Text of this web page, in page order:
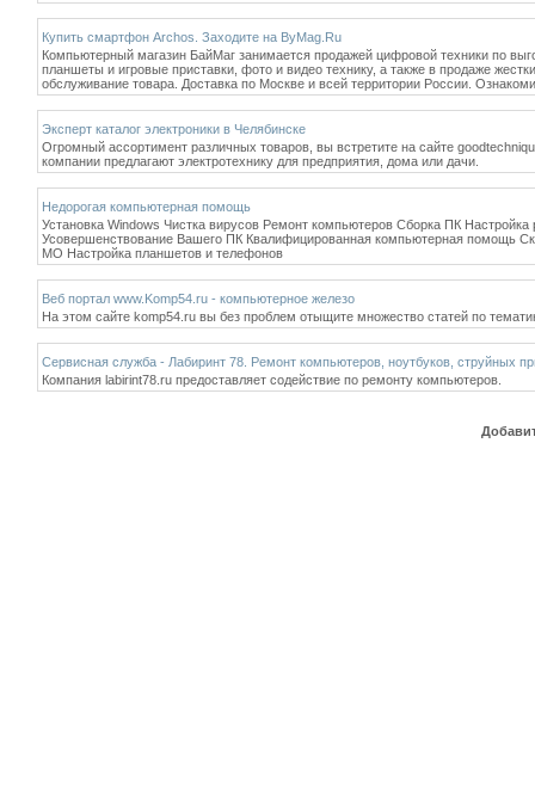
Купить смартфон Archos. Заходите на ByMag.Ru
Компьютерный магазин БайМаг занимается продажей цифровой техники по
планшеты и игровые приставки, фото и видео технику, а также в продаже
обслуживание товара. Доставка по Москве и всей территории России.
Эксперт каталог электроники в Челябинске
Огромный ассортимент различных товаров, вы встретите на сайте
компании предлагают электротехнику для предприятия, дома или дачи.
Недорогая компьютерная помощь
Установка Windows Чистка вирусов Ремонт компьютеров Сборка ПК
Усовершенствование Вашего ПК Квалифицированная компьютерная помощь
МО Настройка планшетов и телефонов
Веб портал www.Komp54.ru - компьютерное железо
На этом сайте komp54.ru вы без проблем отыщите множество статей по
Сервисная служба - Лабиринт 78. Ремонт компьютеров, ноутбуков, струйных
Компания labirint78.ru предоставляет содействие по ремонту компьютеров.